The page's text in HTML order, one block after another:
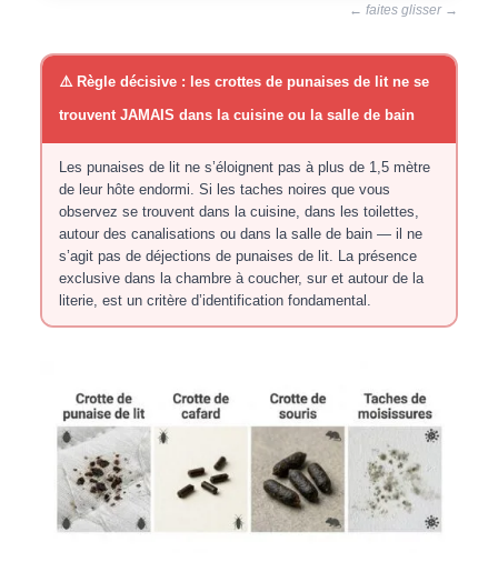
← faites glisser →
⚠️ Règle décisive : les crottes de punaises de lit ne se
trouvent JAMAIS dans la cuisine ou la salle de bain
Les punaises de lit ne s’éloignent pas à plus de 1,5 mètre
de leur hôte endormi. Si les taches noires que vous
observez se trouvent dans la cuisine, dans les toilettes,
autour des canalisations ou dans la salle de bain — il ne
s’agit pas de déjections de punaises de lit. La présence
exclusive dans la chambre à coucher, sur et autour de la
literie, est un critère d’identification fondamental.